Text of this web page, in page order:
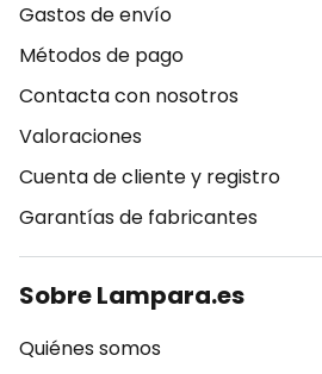
Gastos de envío
Métodos de pago
Contacta con nosotros
Valoraciones
Cuenta de cliente y registro
Garantías de fabricantes
Sobre Lampara.es
Quiénes somos